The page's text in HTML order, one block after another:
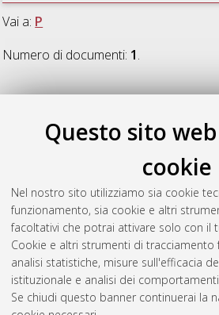
Questo sito
cookie
Nel nostro sito utilizziamo sia cookie
funzionamento, sia cookie e altri
facoltativi che potrai attivare solo con il
Cookie e altri strumenti di
analisi statistiche, misure sull'efficacia
istituzionale e analisi dei
Se chiudi questo banner continuerai la
Vai a: P
Numero di documenti: 1.
P
Perez Puchalt, Javier(2024)
Re-
Towards a new understanding of
[Dissertation thesis], Alma Mater
Bologna. Dottorato di ricerca in
progetto, 35 Ciclo.
Questa lista e' stata generata il